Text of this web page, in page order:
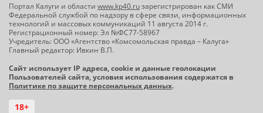
Портал Калуги и области www.kp40.ruзарегистрирован как СМИ
Федеральной службой по надзору в сфере связи, информационных
технологий и массовых коммуникаций 11 августа 2014 г.
Регистрационный номер: Эл №ФС77-58967
Учредитель: ООО «Агентство «Комсомольская правда – Калуга»
Главный редактор: Ивкин В.П.
Сайт использует IP адреса, cookie и данные геолокации
Пользователей сайта, условия использования содержатся в
Политике по защите персональных данных.
18+